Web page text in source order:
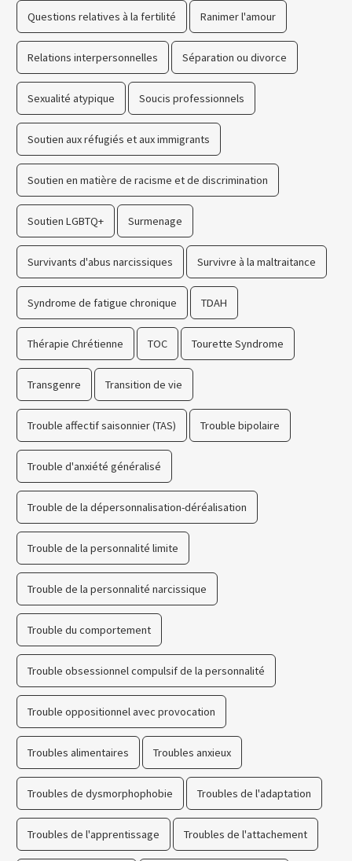
Questions relatives à la fertilité Ranimer l'amour
Relations interpersonnelles Séparation ou divorce
Sexualité atypique Soucis professionnels
Soutien aux réfugiés et aux immigrants
Soutien en matière de racisme et de discrimination
Soutien LGBTQ+ Surmenage
Survivants d'abus narcissiques Survivre à la maltraitance
Syndrome de fatigue chronique TDAH
Thérapie Chrétienne TOC Tourette Syndrome
Transgenre Transition de vie
Trouble affectif saisonnier (TAS) Trouble bipolaire
Trouble d'anxiété généralisé
Trouble de la dépersonnalisation-déréalisation
Trouble de la personnalité limite
Trouble de la personnalité narcissique
Trouble du comportement
Trouble obsessionnel compulsif de la personnalité
Trouble oppositionnel avec provocation
Troubles alimentaires Troubles anxieux
Troubles de dysmorphophobie Troubles de l'adaptation
Troubles de l'apprentissage Troubles de l'attachement